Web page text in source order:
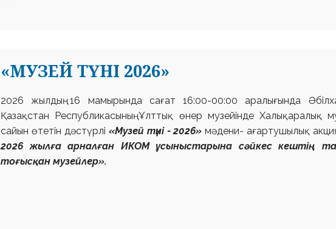
«МУЗЕЙ ТҮНІ 2026»
2026 жылдың 16 мамырында сағат 16:00-00:00 аралығында
Қазақстан Республикасының Ұлттық өнер музейінде Халықаралық
сайын өтетін дәстүрлі «Музей түні - 2026» мәдени- ағартушылық
2026 жылға арналған ИКОМ ұсыныстарына сәйкескештің
тоғысқан музейлер».